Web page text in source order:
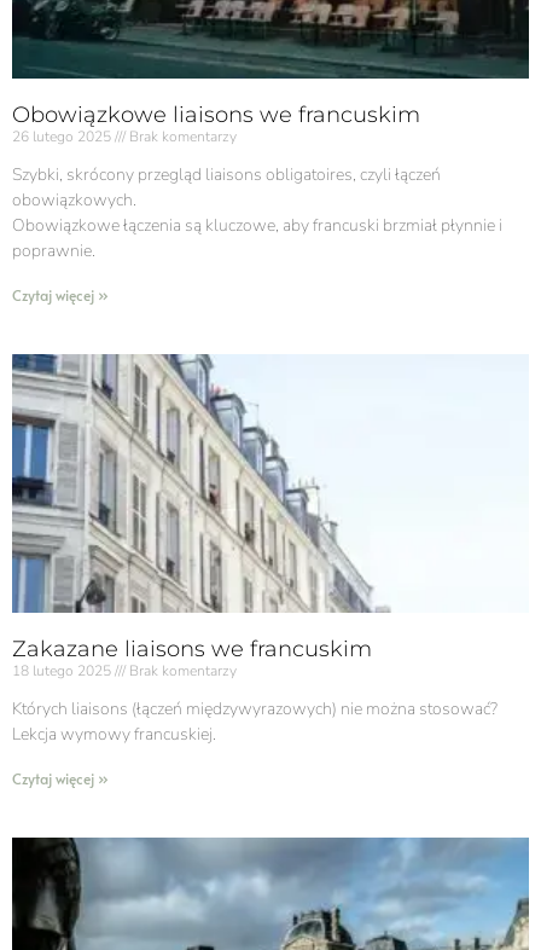
Obowiązkowe liaisons we francuskim
26 lutego 2025 Brak komentarzy
Szybki, skrócony przegląd liaisons obligatoires, czyli łączeń
obowiązkowych.
Obowiązkowe łączenia są kluczowe, aby francuski brzmiał płynnie i
poprawnie.
Czytaj więcej »
Zakazane liaisons we francuskim
18 lutego 2025 Brak komentarzy
Których liaisons (łączeń międzywyrazowych) nie można stosować?
Lekcja wymowy francuskiej.
Czytaj więcej »